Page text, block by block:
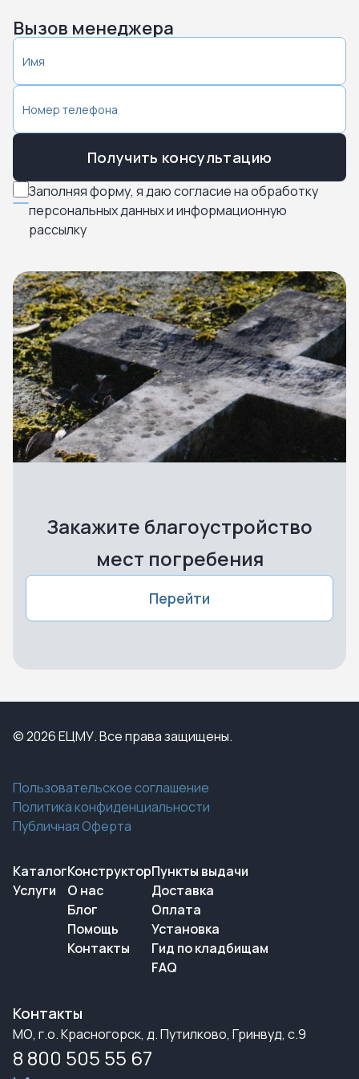
Вызов менеджера
Заполняя форму, я даю согласие на обработку
персональных данных и информационную
рассылку
Получить консультацию
Закажите благоустройство
мест погребения
Перейти
© 2026 ЕЦМУ. Все права защищены.
Пользовательское соглашение
Политика конфиденциальности
Публичная Оферта
Каталог
Услуги
Конструктор
О нас
Блог
Помощь
Контакты
Пункты выдачи
Доставка
Оплата
Установка
Гид по кладбищам
FAQ
Контакты
МО, г.о. Красногорск, д. Путилково, Гринвуд, с.9
8 800 505 55 67